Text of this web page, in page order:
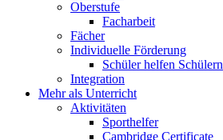
Oberstufe
Facharbeit
Fächer
Individuelle Förderung
Schüler helfen Schülern
Integration
Mehr als Unterricht
Aktivitäten
Sporthelfer
Cambridge Certificate